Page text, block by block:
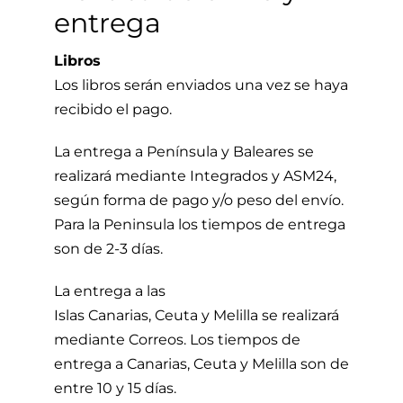
entrega
Libros
Los libros serán enviados una vez se haya
recibido el pago.
La entrega a Península y Baleares se
realizará mediante Integrados y ASM24,
según forma de pago y/o peso del envío.
Para la Peninsula los tiempos de entrega
son de 2-3 días.
La entrega a las
Islas Canarias, Ceuta y Melilla se realizará
mediante Correos. Los tiempos de
entrega a Canarias, Ceuta y Melilla son de
entre 10 y 15 días.